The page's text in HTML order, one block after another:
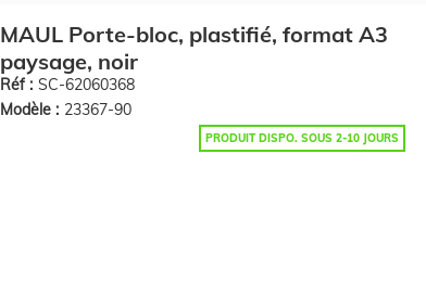
MAUL Porte-bloc, plastifié, format A3
paysage, noir
Réf : SC-62060368
Modèle : 23367-90
PRODUIT DISPO. SOUS 2-10 JOURS